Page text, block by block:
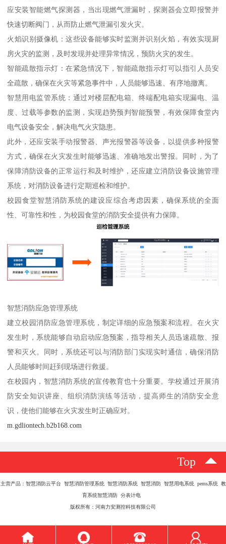
应安装智能燃气探测器，当出现燃气泄漏时，探测器会立即报警并
快速切断阀门，从而防止燃气泄漏引发火灾。
火焰识别摄像机：这些设备能够实时监测并识别火焰，有效实现厨
房火灾的监测，及时发现并处理异常情况，预防火灾的发生。
智能疏散指示灯：在紧急情况下，智能疏散指示灯可以指引人员安
全疏散，确保在火灾等紧急事件中，人员能够迅速、有序地撤离。
智慧用电监管系统：通过对楼层配电箱、终端配电箱实现漏电、温
度、过载等参数的监测，实现趋势预判智能预警，有效保障食堂内
电气设备安全，解决电气火灾隐患。
此外，还应安装手动报警器、声光报警器等设备，以提供多种报警
方式，确保在火灾发生时能够迅速、准确地发出警报。同时，为了
保障消防设备的正常运行和及时维护，还应建立消防设备设施管理
系统，对消防设备进行定期巡检和维护。
校园食堂智慧消防系统的建设应综合考虑因素，确保系统的全面
性、可靠性和性，为校园食堂的消防安全提供有力保障。
智慧消防应急管理系统
建立校园消防应急管理系统，制定详细的应急预案和流程。在火灾
发生时，系统能够自动启动应急预案，指导相关人员迅速疏散、报
警和灭火。同时，系统还可以与消防部门实现实时通信，确保消防
人员能够时间赶到现场进行救援。
在校园内，智慧消防系统的宣传教育也十分重要。学校通过开展消
防安全知识讲座、组织消防演练等活动，提高师生的消防安全意
识，使他们能够在火灾发生时正确应对。
m.gdliontech.b2b168.com
Top
主营产品：智慧消防云平台 智慧消防管理系统 智慧消防系统 智慧消防 智慧用电系统 pems系统 教
育系统智慧消防 分表计电
版权所有：河南力安测控科技有限公司